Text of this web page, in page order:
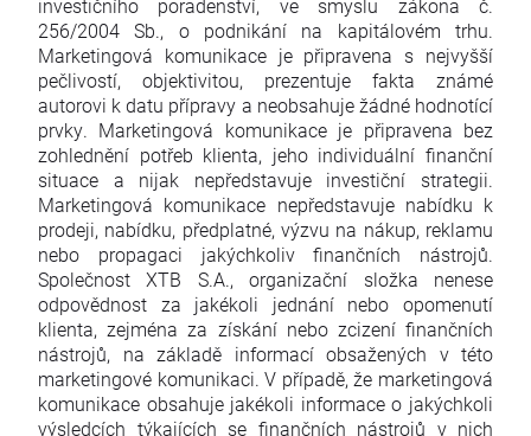
investičního poradenství, ve smyslu zákona č.
256/2004 Sb., o podnikání na kapitálovém trhu.
Marketingová komunikace je připravena s nejvyšší
pečlivostí, objektivitou, prezentuje fakta známé
autorovi k datu přípravy a neobsahuje žádné hodnotící
prvky. Marketingová komunikace je připravena bez
zohlednění potřeb klienta, jeho individuální finanční
situace a nijak nepředstavuje investiční strategii.
Marketingová komunikace nepředstavuje nabídku k
prodeji, nabídku, předplatné, výzvu na nákup, reklamu
nebo propagaci jakýchkoliv finančních nástrojů.
Společnost XTB S.A., organizační složka nenese
odpovědnost za jakékoli jednání nebo opomenutí
klienta, zejména za získání nebo zcizení finančních
nástrojů, na základě informací obsažených v této
marketingové komunikaci. V případě, že marketingová
komunikace obsahuje jakékoli informace o jakýchkoli
výsledcích týkajících se finančních nástrojů v nich